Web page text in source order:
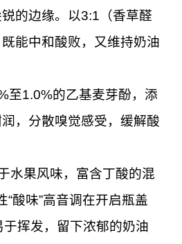
的边缘。以3:1（香草醛
能中和酸败，又维持奶油
至1.0%的乙基麦芽酚，添
，分散嗅觉感受，缓解酸
水果风味，富含丁酸的混
“酸味”高音调在开启瓶盖
挥发，留下浓郁的奶油